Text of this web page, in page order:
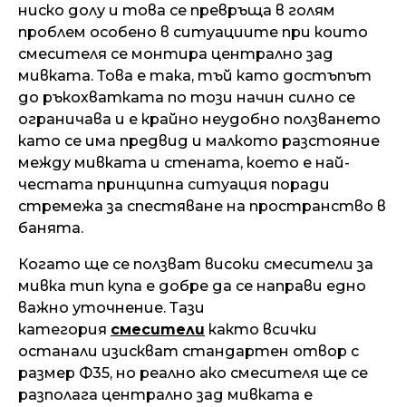
ниско долу и това се превръща в голям
проблем особено в ситуациите при които
смесителя се монтира централно зад
мивката. Това е така, тъй като достъпът
до ръкохватката по този начин силно се
ограничава и е крайно неудобно ползването
като се има предвид и малкото разстояние
между мивката и стената, което е най-
честата принципна ситуация поради
стремежа за спестяване на пространство в
банята.
Когато ще се ползват високи смесители за
мивка тип купа е добре да се направи едно
важно уточнение. Тази
категория смесители както всички
останали изискват стандартен отвор с
размер Ф35, но реално ако смесителя ще се
разполага централно зад мивката е